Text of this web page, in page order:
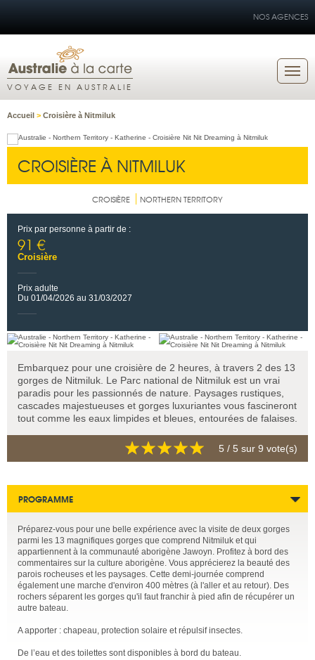
NOS AGENCES
VOYAGE EN AUSTRALIE
Accueil > Croisière à Nitmiluk
CROISIÈRE À NITMILUK
CROISIÈRE NORTHERN TERRITORY
Prix par personne à partir de :
91 €
Croisière
Prix adulte
Du 01/04/2026 au 31/03/2027
Embarquez pour une croisière de 2 heures, à travers 2 des 13
gorges de Nitmiluk. Le Parc national de Nitmiluk est un vrai
paradis pour les passionnés de nature. Paysages rustiques,
cascades majestueuses et gorges luxuriantes vous fascineront
tout comme les eaux limpides et bleues, entourées de falaises.
5 / 5 sur 9 vote(s)
PROGRAMME
Préparez-vous pour une belle expérience avec la visite de deux gorges
parmi les 13 magnifiques gorges que comprend Nitmiluk et qui
appartiennent à la communauté aborigène Jawoyn. Profitez à bord des
commentaires sur la culture aborigène. Vous apprécierez la beauté des
parois rocheuses et les paysages. Cette demi-journée comprend
également une marche d'environ 400 mètres (à l'aller et au retour). Des
rochers séparent les gorges qu'il faut franchir à pied afin de récupérer un
autre bateau.
A apporter : chapeau, protection solaire et répulsif insectes.
De l’eau et des toilettes sont disponibles à bord du bateau.